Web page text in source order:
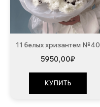
11 белых хризантем №40
5950,00₽
КУПИТЬ